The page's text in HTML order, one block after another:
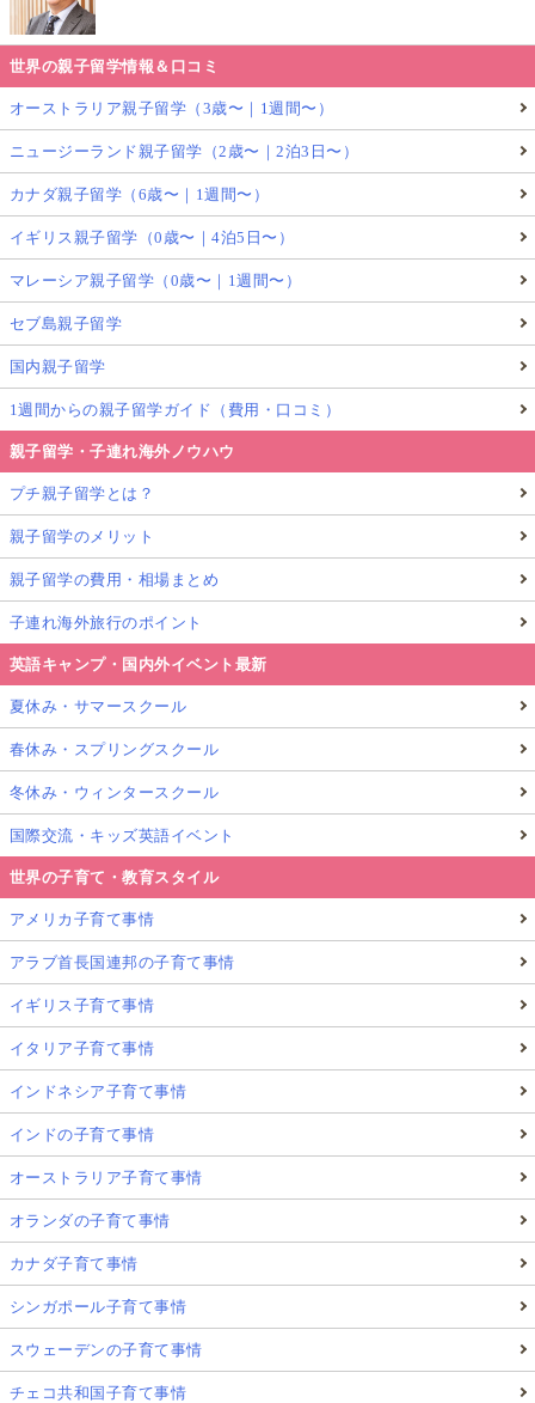
世界の親子留学情報＆口コミ
オーストラリア親子留学（3歳〜｜1週間〜）
ニュージーランド親子留学（2歳〜｜2泊3日〜）
カナダ親子留学（6歳〜｜1週間〜）
イギリス親子留学（0歳〜｜4泊5日〜）
マレーシア親子留学（0歳〜｜1週間〜）
セブ島親子留学
国内親子留学
1週間からの親子留学ガイド（費用・口コミ）
親子留学・子連れ海外ノウハウ
プチ親子留学とは？
親子留学のメリット
親子留学の費用・相場まとめ
子連れ海外旅行のポイント
英語キャンプ・国内外イベント最新
夏休み・サマースクール
春休み・スプリングスクール
冬休み・ウィンタースクール
国際交流・キッズ英語イベント
世界の子育て・教育スタイル
アメリカ子育て事情
アラブ首長国連邦の子育て事情
イギリス子育て事情
イタリア子育て事情
インドネシア子育て事情
インドの子育て事情
オーストラリア子育て事情
オランダの子育て事情
カナダ子育て事情
シンガポール子育て事情
スウェーデンの子育て事情
チェコ共和国子育て事情